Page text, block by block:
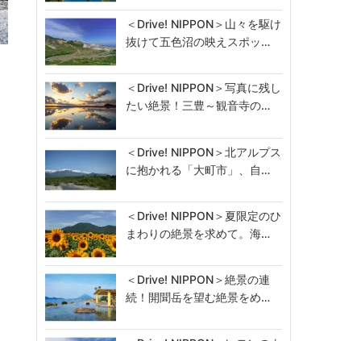
＜Drive! NIPPON＞山々を駆け
抜けて五色沼の映えスポッ…
＜Drive! NIPPON＞写真に残し
たい絶景！三豊～観音寺の…
＜Drive! NIPPON＞北アルプス
に抱かれる「大町市」、自…
＜Drive! NIPPON＞夏限定のひ
まわりの絶景を求めて。海…
＜Drive! NIPPON＞絶景の連
続！開聞岳を望む絶景をめ…